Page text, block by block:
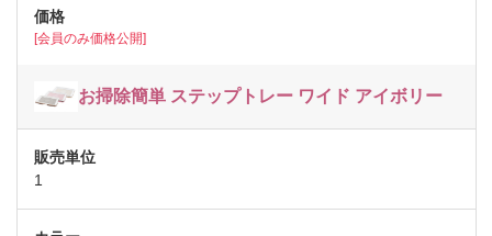
[会員のみ価格公開]
お掃除簡単 ステップトレー ワイド アイボリー
1